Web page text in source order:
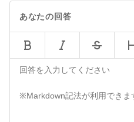
あなたの回答